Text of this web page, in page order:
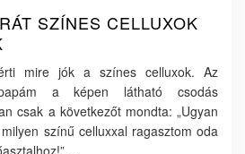
SZÍNES CELLUXOK
mire jók a színes celluxok. Az
a képen látható csodás
csak a következőt mondta: „Ugyan
színű celluxxal ragasztom oda